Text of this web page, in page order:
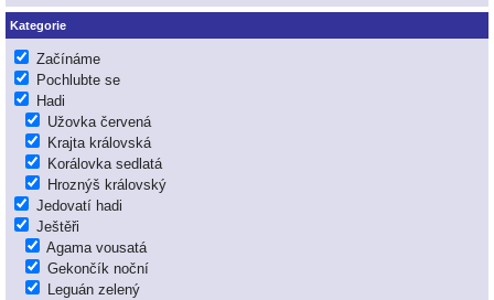
Kategorie
Začínáme
Pochlubte se
Hadi
Užovka červená
Krajta královská
Korálovka sedlatá
Hroznýš královský
Jedovatí hadi
Ještěři
Agama vousatá
Gekončík noční
Leguán zelený